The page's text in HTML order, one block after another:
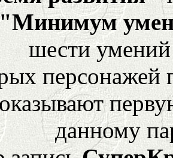
шести
персонажей
данному